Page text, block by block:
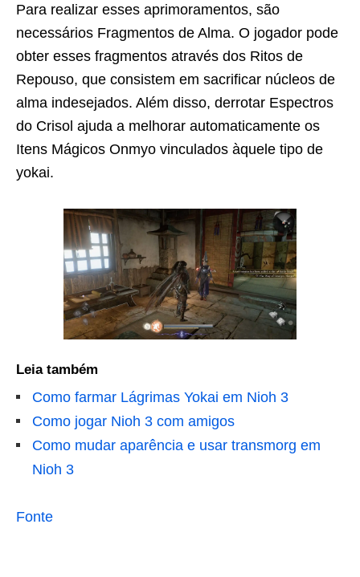
Para realizar esses aprimoramentos, são
necessários Fragmentos de Alma. O jogador pode
obter esses fragmentos através dos Ritos de
Repouso, que consistem em sacrificar núcleos de
alma indesejados. Além disso, derrotar Espectros
do Crisol ajuda a melhorar automaticamente os
Itens Mágicos Onmyo vinculados àquele tipo de
yokai.
Leia também
Como farmar Lágrimas Yokai em Nioh 3
Como jogar Nioh 3 com amigos
Como mudar aparência e usar transmorg em
Nioh 3
Fonte